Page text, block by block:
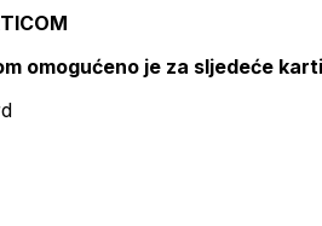
omogućeno je za sljedeće